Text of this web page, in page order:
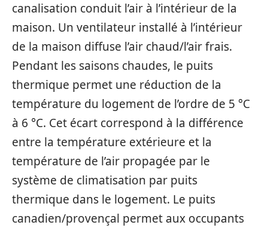
canalisation conduit l’air à l’intérieur de la
maison. Un ventilateur installé à l’intérieur
de la maison diffuse l’air chaud/l’air frais.
Pendant les saisons chaudes, le puits
thermique permet une réduction de la
température du logement de l’ordre de 5 °C
à 6 °C. Cet écart correspond à la différence
entre la température extérieure et la
température de l’air propagée par le
système de climatisation par puits
thermique dans le logement. Le puits
canadien/provençal permet aux occupants